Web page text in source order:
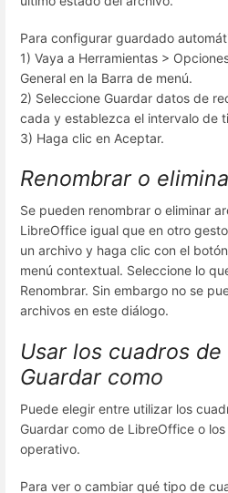
Para configurar guardado
1) Vaya a Herramientas >
General en la Barra de menú.
2) Seleccione Guardar datos de
cada y establezca el intervalo de
3) Haga clic en Aceptar.
Renombrar o
Se pueden renombrar o eliminar
LibreOffice igual que en otro
un archivo y haga clic con el
menú contextual. Seleccione lo
Renombrar. Sin embargo no se
archivos en este diálogo.
Usar los cuadros
Guardar como
Puede elegir entre utilizar los
Guardar como de LibreOffice o
operativo.
Para ver o cambiar qué tipo de